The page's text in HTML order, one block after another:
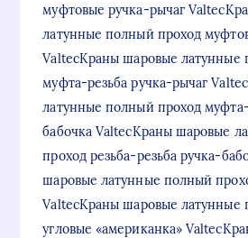
муфтовые ручка-рычаг
латунные полный проход
ValtecКраны шаровые латунные
муфта-резьба ручка-рычаг
латунные полный проход
бабочка ValtecКраны шаровые
проход резьба-резьба ручка-
шаровые латунные полный
ValtecКраны шаровые латунные
угловые «американка»